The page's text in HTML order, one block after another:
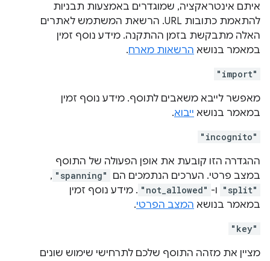
איתם אינטראקציה, שמוגדרים באמצעות תבניות
להתאמת כתובות URL. הרשאת המשתמש לאתרים
האלה מתבקשת בזמן ההתקנה. מידע נוסף זמין
במאמר בנושא הרשאות מארח.
"import"
מאפשר לייבא משאבים לתוסף. מידע נוסף זמין
במאמר בנושא ייבוא.
"incognito"
ההגדרה הזו קובעת את אופן הפעולה של התוסף
במצב פרטי. הערכים הנתמכים הם
"spanning"
,‏
"split" ו- "not_allowed" . מידע נוסף זמין
במאמר בנושא המצב הפרטי.
"key"
מציין את מזהה התוסף שלכם לתרחישי שימוש שונים